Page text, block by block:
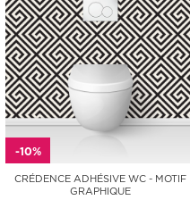
-10%
CRÉDENCE ADHÉSIVE WC - MOTIF
GRAPHIQUE